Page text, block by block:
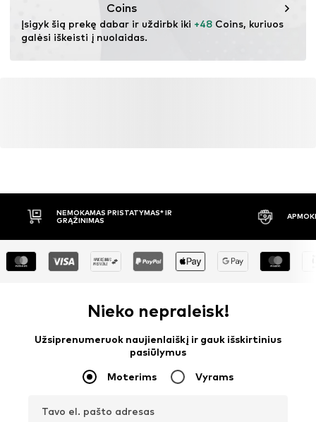
Coins
Įsigyk šią prekę dabar ir uždirbk iki +48 Coins, kuriuos
galėsi iškeisti į nuolaidas.
NEMOKAMAS PRISTATYMAS* IR
GRĄŽINIMAS
Nieko nepraleisk!
Užsiprenumeruok naujienlaiškį ir gauk išskirtinius
pasiūlymus
Moterims Vyrams
Tavo el. pašto adresas